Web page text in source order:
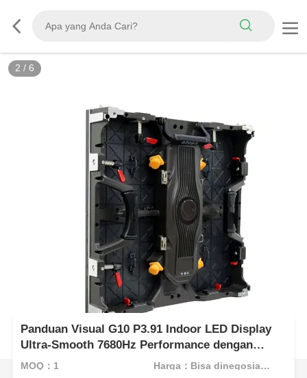
2 / 6
Panduan Visual G10 P3.91 Indoor LED Display ️
Ultra-Smooth 7680Hz Performance dengan
Instalasi Cepat
MOQ：1 Harga：Bisa dinegosiasikan